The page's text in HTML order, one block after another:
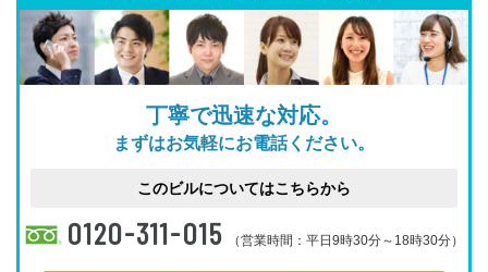
丁寧で迅速な対応。
まずはお気軽にお電話ください。
このビルについてはこちらから
0120-311-015 （営業時間：平日9時30分～18時30分）